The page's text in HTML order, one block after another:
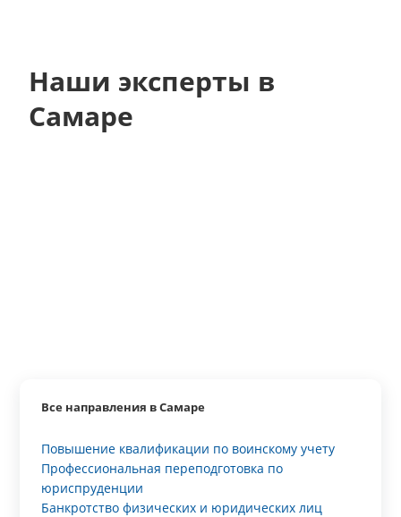
Наши эксперты в
Самаре
Все направления в Самаре
Повышение квалификации по воинскому учету
Профессиональная переподготовка по
юриспруденции
Банкротство физических и юридических лиц